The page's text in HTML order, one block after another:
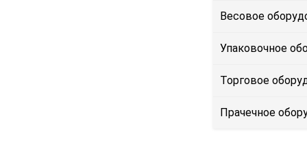
Весовое
Упаковочное
Торговое
Прачечное